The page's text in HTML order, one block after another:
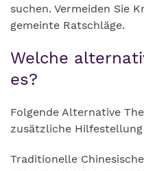
suchen. Vermeiden Sie
gemeinte Ratschläge.
Welche
es?
Folgende Alternative
zusätzliche
Traditionelle